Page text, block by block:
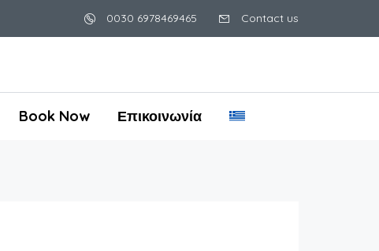
0030 6978469465 Contact us
Book Now Επικοινωνία